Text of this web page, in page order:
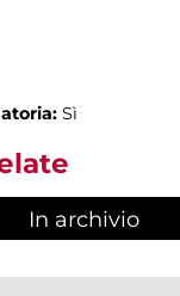
Sì
In archivio